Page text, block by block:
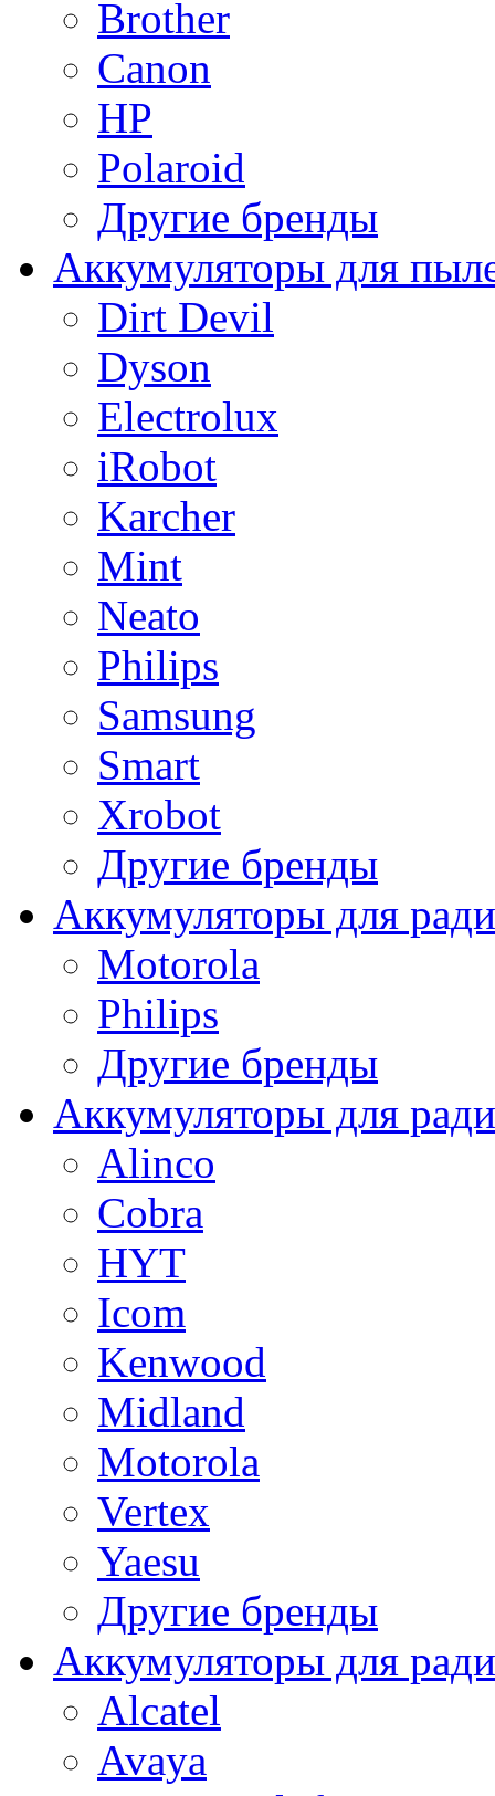
Brother
Canon
HP
Polaroid
Другие бренды
Аккумуляторы для
Dirt Devil
Dyson
Electrolux
iRobot
Karcher
Mint
Neato
Philips
Samsung
Smart
Xrobot
Другие бренды
Аккумуляторы для
Motorola
Philips
Другие бренды
Аккумуляторы для
Alinco
Cobra
HYT
Icom
Kenwood
Midland
Motorola
Vertex
Yaesu
Другие бренды
Аккумуляторы для
Alcatel
Avaya